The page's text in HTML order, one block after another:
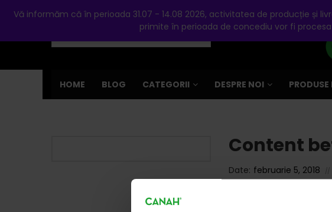
Română RON
HOME BLOG CATEGORII DESPRE NOI
Content
Date: februarie 5, 2018
Vă informăm că în perioada 31.07 - 14.08 2026, activitatea de producție și
primite în perioada de concediu vor fi